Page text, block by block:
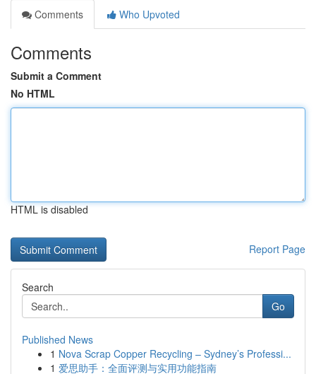
Comments
Who Upvoted
Comments
Submit a Comment
No HTML
HTML is disabled
Report Page
Search
Go
Published News
1 Nova Scrap Copper Recycling – Sydney’s Professi...
1 爱思助手：全面评测与实用功能指南